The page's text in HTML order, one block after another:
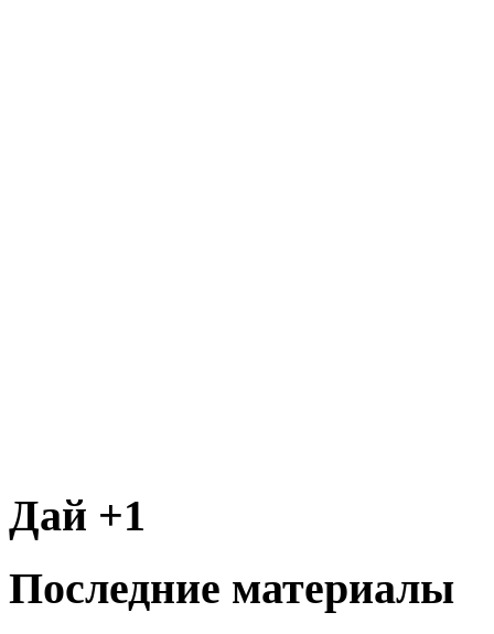
Дай +1
Последние материалы